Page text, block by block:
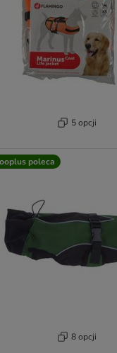
5 opcji
poleca
8 opcji